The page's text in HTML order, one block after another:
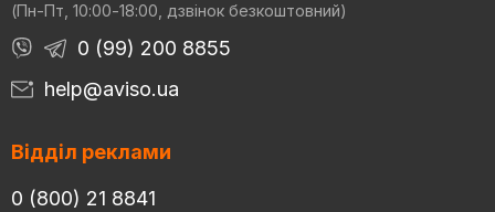
(Пн-Пт, 10:00-18:00, дзвінок безкоштовний)
0 (99) 200 8855
help@aviso.ua
Відділ реклами
0 (800) 21 8841